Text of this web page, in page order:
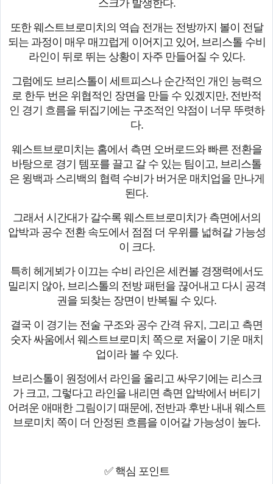
스크가 발생한다.
또한 웨스트브로미치의 역습 전개는 전방까지 볼이 전달
되는 과정이 매우 매끄럽게 이어지고 있어, 브리스톨 수비
라인이 뒤로 뛰는 상황이 자주 만들어질 수 있다.
그럼에도 브리스톨이 세트피스나 순간적인 개인 능력으
로 한두 번은 위협적인 장면을 만들 수 있겠지만, 전반적
인 경기 흐름을 뒤집기에는 구조적인 약점이 너무 뚜렷하
다.
웨스트브로미치는 홈에서 측면 오버로드와 빠른 전환을
바탕으로 경기 템포를 끌고 갈 수 있는 팀이고, 브리스톨
은 윙백과 스리백의 협력 수비가 버거운 매치업을 만나게
된다.
그래서 시간대가 갈수록 웨스트브로미치가 측면에서의
압박과 공수 전환 속도에서 점점 더 우위를 넓혀갈 가능성
이 크다.
특히 헤게뵈가 이끄는 수비 라인은 세컨볼 경쟁력에서도
밀리지 않아, 브리스톨의 전방 패턴을 끊어내고 다시 공격
권을 되찾는 장면이 반복될 수 있다.
결국 이 경기는 전술 구조와 공수 간격 유지, 그리고 측면
숫자 싸움에서 웨스트브로미치 쪽으로 저울이 기운 매치
업이라 볼 수 있다.
브리스톨이 원정에서 라인을 올리고 싸우기에는 리스크
가 크고, 그렇다고 라인을 내리면 측면 압박에서 버티기
어려운 애매한 그림이기 때문에, 전반과 후반 내내 웨스트
브로미치 쪽이 더 안정된 흐름을 이어갈 가능성이 높다.
✅ 핵심 포인트